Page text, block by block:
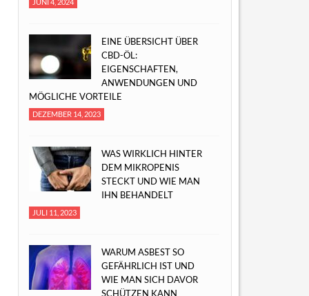
EINE ÜBERSICHT ÜBER
CBD-ÖL:
EIGENSCHAFTEN,
ANWENDUNGEN UND
MÖGLICHE VORTEILE
DEZEMBER 14, 2023
WAS WIRKLICH HINTER
DEM MIKROPENIS
STECKT UND WIE MAN
IHN BEHANDELT
JULI 11, 2023
WARUM ASBEST SO
GEFÄHRLICH IST UND
WIE MAN SICH DAVOR
SCHÜTZEN KANN